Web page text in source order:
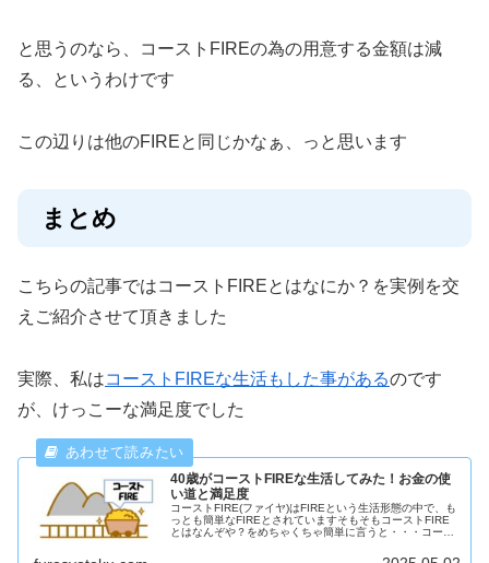
と思うのなら、コーストFIREの為の用意する金額は減
る、というわけです
この辺りは他のFIREと同じかなぁ、っと思います
まとめ
こちらの記事ではコーストFIREとはなにか？を実例を交
えご紹介させて頂きました
実際、私はコーストFIREな生活もした事があるのです
が、けっこーな満足度でした
40歳がコーストFIREな生活してみた！お金の使
い道と満足度
コーストFIRE(ファイヤ)はFIREという生活形態の中で、も
っとも簡単なFIREとされていますそもそもコーストFIRE
とはなんぞや？をめちゃくちゃ簡単に言うと・・・コース